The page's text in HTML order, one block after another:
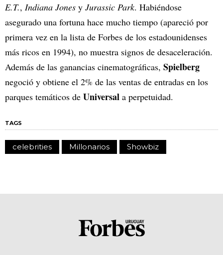
E.T., Indiana Jones y Jurassic Park. Habiéndose
asegurado una fortuna hace mucho tiempo (apareció por
primera vez en la lista de Forbes de los estadounidenses
más ricos en 1994), no muestra signos de desaceleración.
Además de las ganancias cinematográficas, Spielberg
negoció y obtiene el 2% de las ventas de entradas en los
parques temáticos de Universal a perpetuidad.
TAGS
celebrities Millonarios Showbiz